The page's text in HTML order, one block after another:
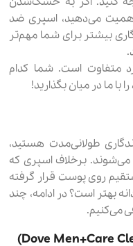
می‌دهید، اسپری ضد
بیشتر برای شما مهم‌تر
متفاوت است. شما کدام
ما در میان بگذارید!
طولانی‌مدت هستید،
برخلاف اسپری که
روی پوست قرار گرفته
بهتر است؟ در ادامه، چند
می‌کنیم.